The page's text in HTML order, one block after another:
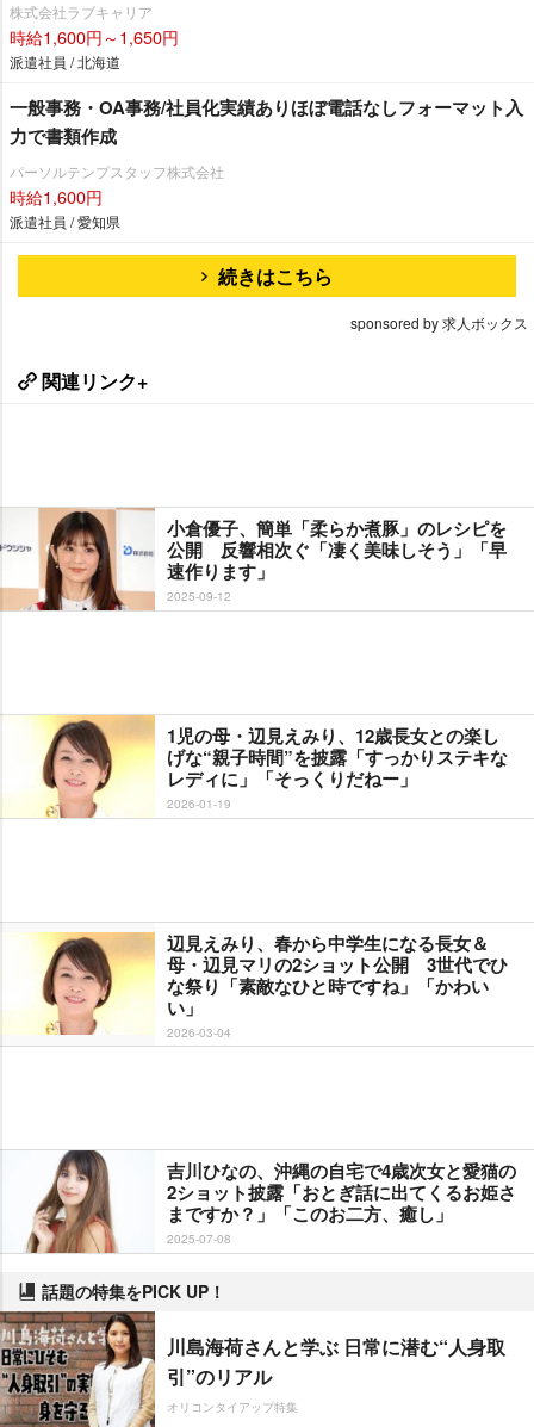
株式会社ラブキャリア
時給1,600円～1,650円
派遣社員 / 北海道
一般事務・OA事務/社員化実績ありほぼ電話なしフォーマット入
力で書類作成
パーソルテンプスタッフ株式会社
時給1,600円
派遣社員 / 愛知県
続きはこちら
sponsored by 求人ボックス
関連リンク+
小倉優子、簡単「柔らか煮豚」のレシピを
公開 反響相次ぐ「凄く美味しそう」「早
速作ります」
2025-09-12
1児の母・辺見えみり、12歳長女との楽し
げな“親子時間”を披露「すっかりステキな
レディに」「そっくりだねー」
2026-01-19
辺見えみり、春から中学生になる長女＆
母・辺見マリの2ショット公開 3世代でひ
な祭り「素敵なひと時ですね」「かわい
い」
2026-03-04
吉川ひなの、沖縄の自宅で4歳次女と愛猫の
2ショット披露「おとぎ話に出てくるお姫さ
まですか？」「このお二方、癒し」
2025-07-08
話題の特集をPICK UP！
川島海荷さんと学ぶ 日常に潜む“人身取
引”のリアル
オリコンタイアップ特集